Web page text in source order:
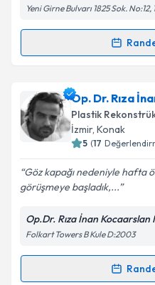
Kişisel verilerimin
Metni'ni okudum
kapsamda
Yeni Girne Bulvarı 1825 Sok. No:12,
Randevu Takvimi
Op. Dr. Tolgahan
talebi oluşturun. Size bu
için bir takvim
bilgilendireceğiz.
E-posta Adresiniz
Kişisel verilerimin
Metni'ni okudum
kapsamda
Op. Dr. Rıza
Plastik
İzmir, Konak
5 (17
Göz kapağı nedeniyle hafta
görüşmeye başladık,...
Op.Dr. Rıza İnan Kocaarslan
Folkart Towers B Kule D:2003
Randevu Takvimi